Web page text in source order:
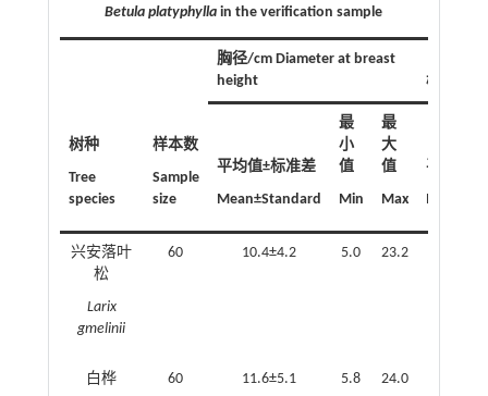
Betula platyphylla in the verification sample
树种
Tree
species
样本数
Sample
size
胸径/cm Diameter at breast
height
树高/m
平均值±标准差
Mean±Standard
最
小
值
Min
最
大
值
Max
平均值±
兴安落叶
松
Larix
gmelinii
60 10.4±4.2 5.0 23.2
白桦
60 11.6±5.1 5.8 24.0